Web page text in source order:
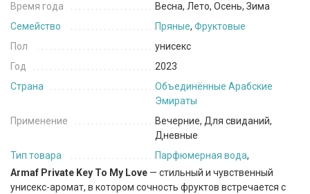
Время года
Весна, Лето, Осень, Зима
Семейство
Пряные, Фруктовые
Пол
унисекс
Год
2023
Страна
Объединённые Арабские
Эмираты
Применение
Вечерние, Для свиданий,
Дневные
Тип товара
Парфюмерная вода,
Armaf Private Key To My Love — стильный и чувственный
унисекс-аромат, в котором сочность фруктов встречается с